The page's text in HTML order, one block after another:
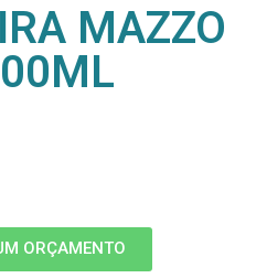
MAZZO
ORÇAMENTO